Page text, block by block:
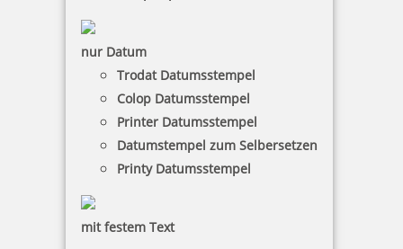
nur Datum
Trodat Datumsstempel
Colop Datumsstempel
Printer Datumsstempel
Datumstempel zum Selbersetzen
Printy Datumsstempel
mit festem Text
Pocket Printy 9511 Tauchstempel 60 Taucherstempel Ente